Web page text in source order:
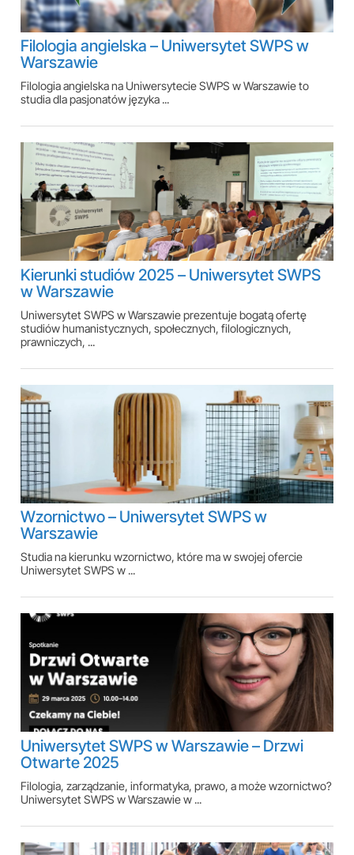
Filologia angielska – Uniwersytet SWPS w
Warszawie
Filologia angielska na Uniwersytecie SWPS w Warszawie to
studia dla pasjonatów języka ...
Kierunki studiów 2025 – Uniwersytet SWPS
w Warszawie
Uniwersytet SWPS w Warszawie prezentuje bogatą ofertę
studiów humanistycznych, społecznych, filologicznych,
prawniczych, ...
Wzornictwo – Uniwersytet SWPS w
Warszawie
Studia na kierunku wzornictwo, które ma w swojej ofercie
Uniwersytet SWPS w ...
Uniwersytet SWPS w Warszawie – Drzwi
Otwarte 2025
Filologia, zarządzanie, informatyka, prawo, a może wzornictwo?
Uniwersytet SWPS w Warszawie w ...